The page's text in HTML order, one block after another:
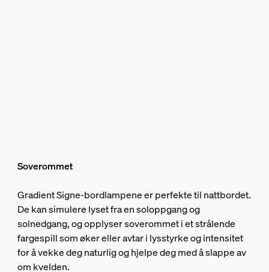
Soverommet
Gradient Signe-bordlampene er perfekte til nattbordet.
De kan simulere lyset fra en soloppgang og
solnedgang, og opplyser soverommet i et strålende
fargespill som øker eller avtar i lysstyrke og intensitet
for å vekke deg naturlig og hjelpe deg med å slappe av
om kvelden.